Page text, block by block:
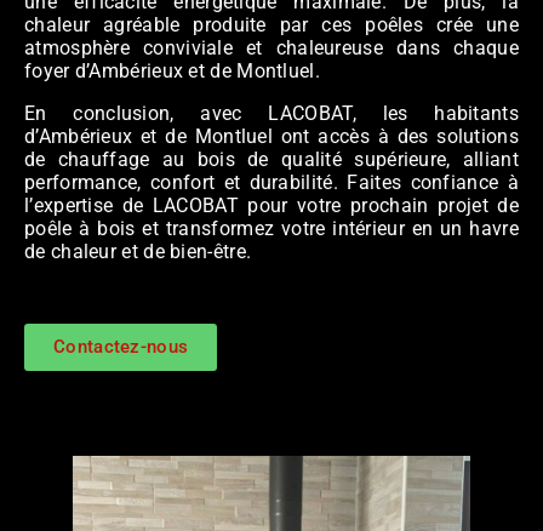
chaleur agréable produite par ces poêles crée une
atmosphère conviviale et chaleureuse dans chaque
foyer d’Ambérieux et de Montluel.
En conclusion, avec LACOBAT, les habitants
d’Ambérieux et de Montluel ont accès à des solutions
de chauffage au bois de qualité supérieure, alliant
performance, confort et durabilité. Faites confiance à
l’expertise de LACOBAT pour votre prochain projet de
poêle à bois et transformez votre intérieur en un havre
de chaleur et de bien-être.
Contactez-nous